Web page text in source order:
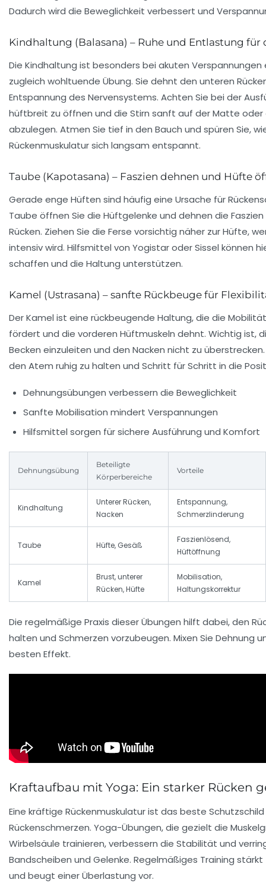
Dadurch wird die Beweglichkeit verbessert und
Kindhaltung (Balasana) – Ruhe und Entlastung für
Die Kindhaltung ist besonders bei akuten
zugleich wohltuende Übung. Sie dehnt den unteren
Entspannung des Nervensystems. Achten Sie bei der
hüftbreit zu öffnen und die Stirn sanft auf der Matte oder
abzulegen. Atmen Sie tief in den Bauch und spüren Sie,
Rückenmuskulatur sich langsam entspannt.
Taube (Kapotasana) – Faszien dehnen und Hüfte
Gerade enge Hüften sind häufig eine Ursache für
Taube öffnen Sie die Hüftgelenke und dehnen die
Rücken. Ziehen Sie die Ferse vorsichtig näher zur Hüfte,
intensiv wird. Hilfsmittel von Yogistar oder Sissel können
schaffen und die Haltung unterstützen.
Kamel (Ustrasana) – sanfte Rückbeuge für
Der Kamel ist eine rückbeugende Haltung, die die
fördert und die vorderen Hüftmuskeln dehnt. Wichtig ist,
Becken einzuleiten und den Nacken nicht zu
den Atem ruhig zu halten und Schritt für Schritt in die
Dehnungsübungen verbessern die Beweglichkeit
Sanfte Mobilisation mindert Verspannungen
Hilfsmittel sorgen für sichere Ausführung und Komfort
Dehnungsübung
Beteiligte
Körperbereiche
Vorteile
Kindhaltung
Unterer Rücken,
Nacken
Entspannung,
Schmerzlinderung
Taube Hüfte, Gesäß
Faszienlösend,
Hüftöffnung
Kamel
Brust, unterer
Rücken, Hüfte
Mobilisation,
Haltungskorrektur
Die regelmäßige Praxis dieser Übungen hilft dabei, den
halten und Schmerzen vorzubeugen. Mixen Sie Dehnung
besten Effekt.
Kraftaufbau mit Yoga: Ein starker Rücken
Eine kräftige Rückenmuskulatur ist das beste
Rückenschmerzen. Yoga-Übungen, die gezielt die
Wirbelsäule trainieren, verbessern die Stabilität und
Bandscheiben und Gelenke. Regelmäßiges Training
und beugt einer Überlastung vor.